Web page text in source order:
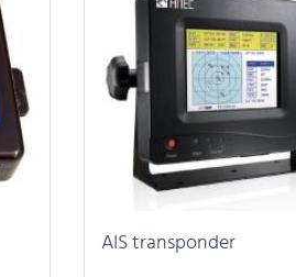
AIS transponder